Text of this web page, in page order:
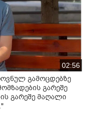
02:56
გამოცდებზე
გარეშე